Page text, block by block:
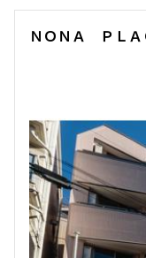
ＮＯＮＡ ＰＬＡ